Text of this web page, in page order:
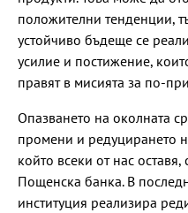
положителни тенденции,
устойчиво бъдеще се
усилие и постижение,
правят в мисията за по-
Опазването на околната
промени и редуцирането
който всеки от нас
Пощенска банка. В
институция реализира